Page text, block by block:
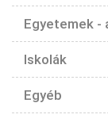
Egyetemek -
Iskolák
Egyéb